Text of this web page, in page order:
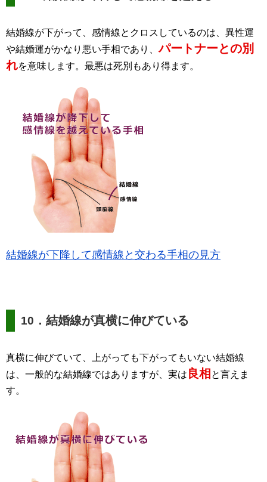
結婚線が下がって、感情線とクロスしているのは、異性運
や結婚運がかなり悪い手相であり、パートナーとの別
れを意味します。最悪は死別もあり得ます。
結婚線が下降して感情線と交わる手相の見方
10 ．結婚線が真横に伸びている
真横に伸びていて、上がっても下がってもいない結婚線
は、一般的な結婚線ではありますが、実は 良相 と言えま
す。